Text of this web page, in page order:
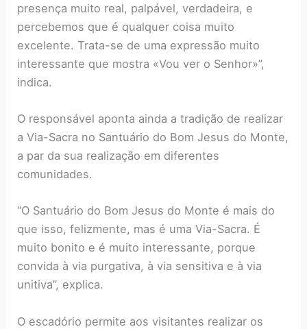
presença muito real, palpável, verdadeira, e
percebemos que é qualquer coisa muito
excelente. Trata-se de uma expressão muito
interessante que mostra «Vou ver o Senhor»”,
indica.
O responsável aponta ainda a tradição de realizar
a Via-Sacra no Santuário do Bom Jesus do Monte,
a par da sua realização em diferentes
comunidades.
“O Santuário do Bom Jesus do Monte é mais do
que isso, felizmente, mas é uma Via-Sacra. É
muito bonito e é muito interessante, porque
convida à via purgativa, à via sensitiva e à via
unitiva”, explica.
O escadório permite aos visitantes realizar os